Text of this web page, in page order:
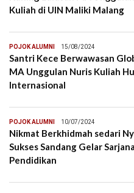
Kuliah di UIN Maliki Malang
POJOK ALUMNI 15/08/2024
Santri Kece Berwawasan
MA Unggulan Nuris Kuliah
Internasional
POJOK ALUMNI 10/07/2024
Nikmat Berkhidmah sedari
Sukses Sandang Gelar Sarjana
Pendidikan